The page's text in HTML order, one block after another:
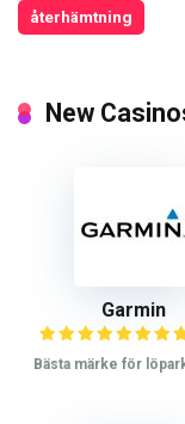
återhämtning
New
Garmin
Bästa märke för